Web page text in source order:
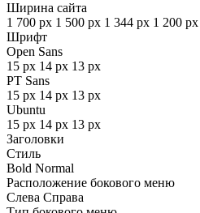
Ширина сайта
1 700 px 1 500 px 1 344 px 1 200 px
Шрифт
Open Sans
15 px 14 px 13 px
PT Sans
15 px 14 px 13 px
Ubuntu
15 px 14 px 13 px
Заголовки
Стиль
Bold Normal
Расположение бокового меню
Слева Справа